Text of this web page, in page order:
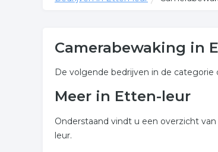
Camerabewaking in
De volgende bedrijven in de
Meer in Etten-leur
Onderstaand vindt u een overzicht
leur.